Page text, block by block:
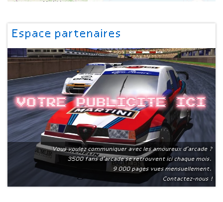
Espace partenaires
Votre publicite ici
Vous voulez communiquer avec les amoureux d'arcade ?
3500 fans d'arcade se retrouvent ici chaque mois.
9 000 pages vues mensuellement.
Contactez-nous !